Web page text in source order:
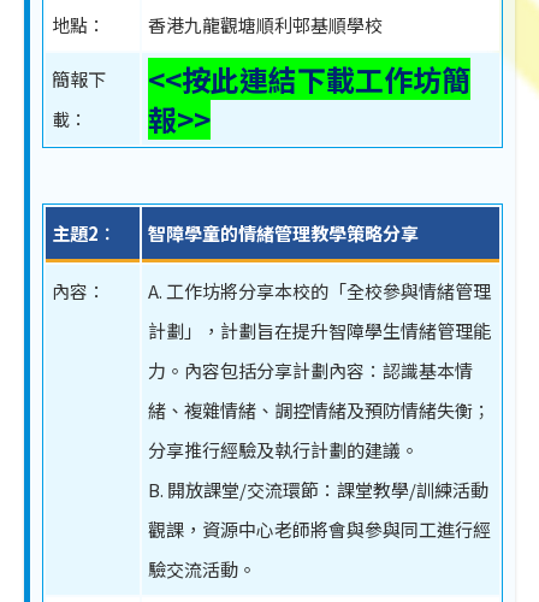
地點： 香港九龍觀塘順利邨基順學校
簡報下
載：
<<按此連結下載工作坊簡
報>>
主題2︰ 智障學童的情緒管理教學策略分享
內容：
A. 工作坊將分享本校的「全校參與情緒管理
計劃」，計劃旨在提升智障學生情緒管理能
力。內容包括分享計劃內容：認識基本情
緒、複雜情緒、調控情緒及預防情緒失衡；
分享推行經驗及執行計劃的建議。
B. 開放課堂/交流環節：課堂教學/訓練活動
觀課，資源中心老師將會與參與同工進行經
驗交流活動。